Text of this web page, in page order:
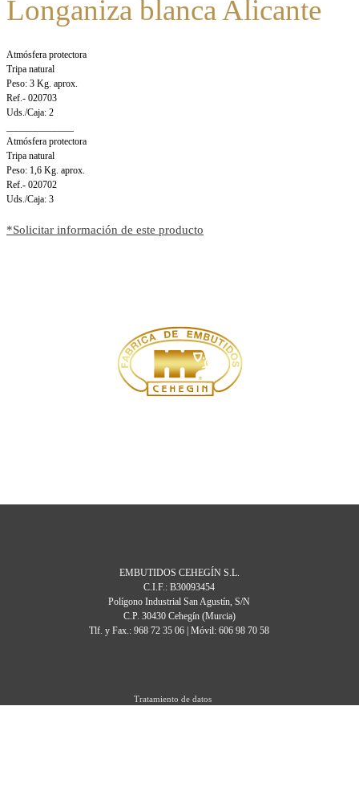
Longaniza blanca Alicante
Atmósfera protectora
Tripa natural
Peso: 3 Kg. aprox.
Ref.- 020703
Uds./Caja: 2
Atmósfera protectora
Tripa natural
Peso: 1,6 Kg. aprox.
Ref.- 020702
Uds./Caja: 3
*Solicitar información de este producto
Tratamiento de datos
EMBUTIDOS CEHEGÍN S.L.
C.I.F.: B30093454
Polígono Industrial San Agustín, S/N
C.P. 30430 Cehegín (Murcia)
Tlf. y Fax.: 968 72 35 06 | Móvil: 606 98 70 58